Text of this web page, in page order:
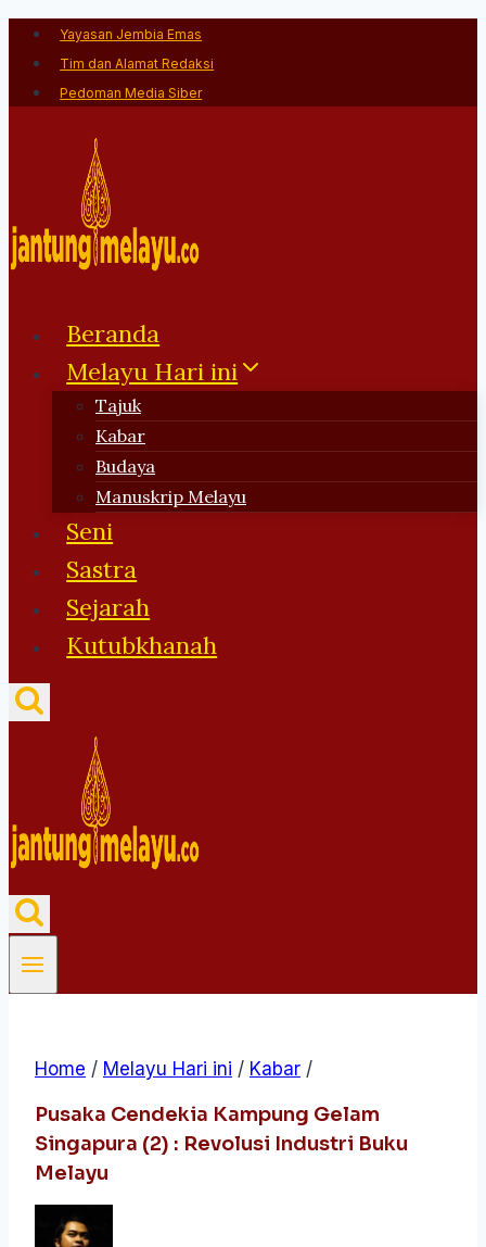
Skip
content
Yayasan Jembia Emas
Tim dan Alamat Redaksi
Pedoman Media Siber
Beranda
Melayu Hari ini
Tajuk
Kabar
Budaya
Manuskrip Melayu
Seni
Sastra
Sejarah
Kutubkhanah
Home / Melayu Hari ini / Kabar /
Pusaka Cendekia Kampung Gelam
Singapura (2) : Revolusi Industri Buku
Melayu